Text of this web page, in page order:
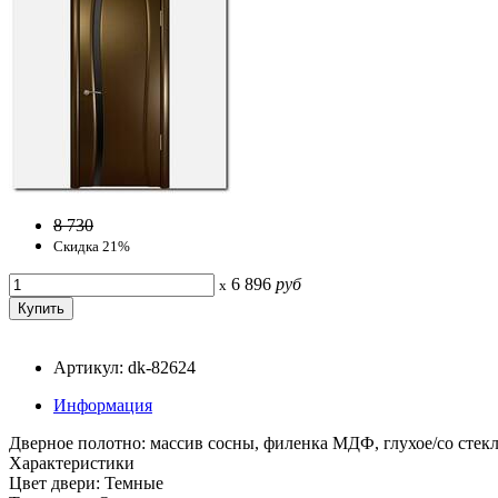
8 730
Скидка 21%
x 6 896 руб
Артикул: dk-82624
Информация
Дверное полотно: массив сосны, филенка МДФ, глухое/со
Характеристики
Цвет двери: Темные